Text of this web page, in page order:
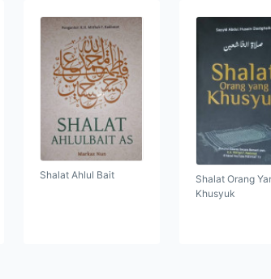
Shalat Ahlul Bait
Shalat Orang
Khusyuk